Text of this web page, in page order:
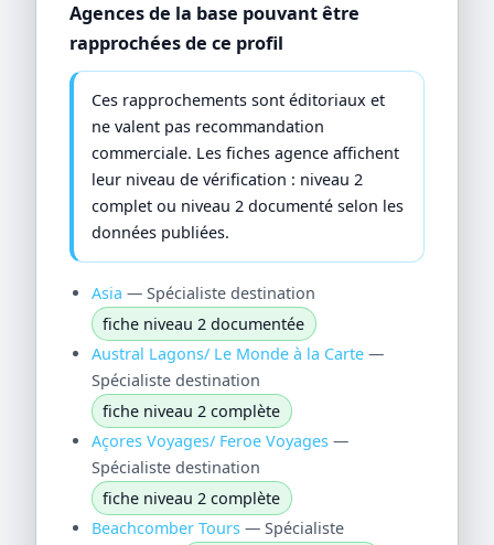
Agences de la base pouvant être
rapprochées de ce profil
Ces rapprochements sont éditoriaux et
ne valent pas recommandation
commerciale. Les fiches agence affichent
leur niveau de vérification : niveau 2
complet ou niveau 2 documenté selon les
données publiées.
Asia — Spécialiste destination
fiche niveau 2 documentée
Austral Lagons/ Le Monde à la Carte—
Spécialiste destination
fiche niveau 2 complète
Açores Voyages/ Feroe Voyages—
Spécialiste destination
fiche niveau 2 complète
Beachcomber Tours— Spécialiste